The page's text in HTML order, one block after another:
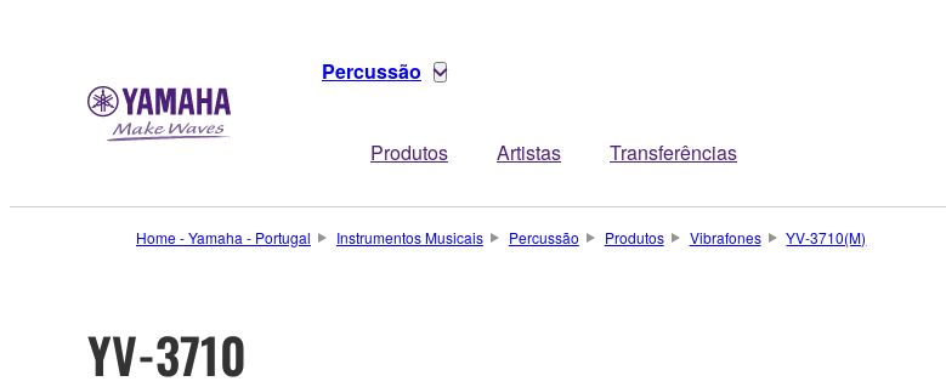
Percussão
Produtos Artistas Transferências
Home - Yamaha - Portugal Instrumentos Musicais Percussão Produtos Vibrafones YV-3710(M)
YV-3710